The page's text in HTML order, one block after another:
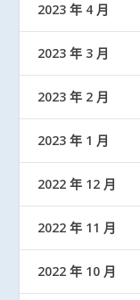
2023 年 4 月
2023 年 3 月
2023 年 2 月
2023 年 1 月
2022 年 12 月
2022 年 11 月
2022 年 10 月